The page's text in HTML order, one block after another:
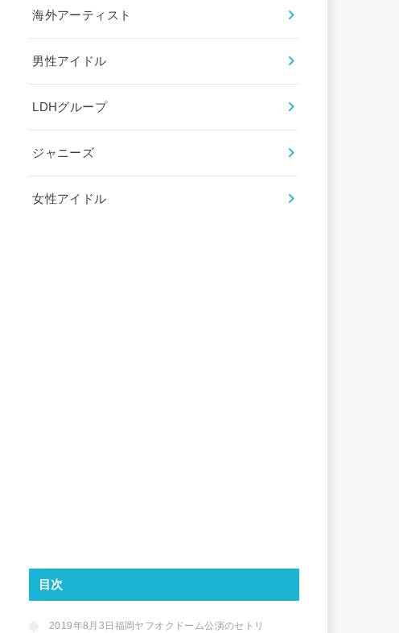
海外アーティスト
男性アイドル
LDHグループ
ジャニーズ
女性アイドル
目次
2019年8月3日福岡ヤフオクドーム公演のセトリ